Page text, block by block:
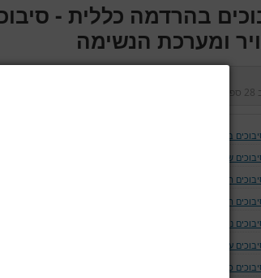
בהרדמה כללית -
ומערכת הנשימה
28 ספטמבר 2012
בהרדמה כללית
של נתיב האויר ומערכת הנשימה
המודינמים
המאטולוגים
נוירולוגים ושריריים
עיניים
כליתיים